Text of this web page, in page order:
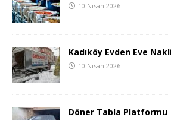
10 Nisan 2026
Kadıköy Evden Eve
10 Nisan 2026
Döner Tabla Platformu